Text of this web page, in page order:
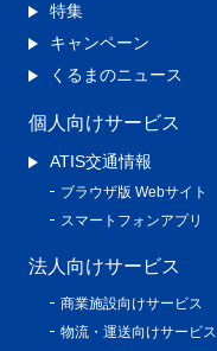
特集
キャンペーン
くるまのニュース
個人向けサービス
ATIS交通情報
ブラウザ版 Webサイト
スマートフォンアプリ
法人向けサービス
商業施設向けサービス
物流・運送向けサービス